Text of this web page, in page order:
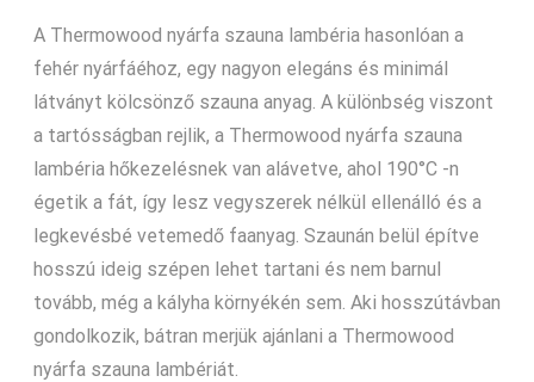
A Thermowood nyárfa szauna lambéria hasonlóan a
fehér nyárfáéhoz, egy nagyon elegáns és minimál
látványt kölcsönző szauna anyag. A különbség viszont
a tartósságban rejlik, a Thermowood nyárfa szauna
lambéria hőkezelésnek van alávetve, ahol 190°C -n
égetik a fát, így lesz vegyszerek nélkül ellenálló és a
legkevésbé vetemedő faanyag. Szaunán belül építve
hosszú ideig szépen lehet tartani és nem barnul
tovább, még a kályha környékén sem. Aki hosszútávban
gondolkozik, bátran merjük ajánlani a Thermowood
nyárfa szauna lambériát.